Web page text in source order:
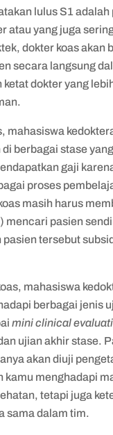
lulus S1 adalah
atau yang juga
dokter koas akan
secara langsung
ketat dokter yang
mahasiswa
berbagai stase
gaji
proses
masih harus
mencari pasien
tersebut
mahasiswa
berbagai jenis
mini clinical
ujian akhir stase.
akan diuji
kamu menghadapi
tetapi juga
sama dalam tim.